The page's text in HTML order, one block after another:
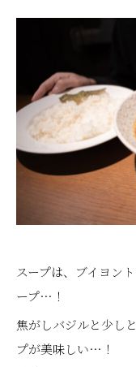
スープは、ブイヨン
ープ…！
焦がしバジルと少し
プが美味しい…！